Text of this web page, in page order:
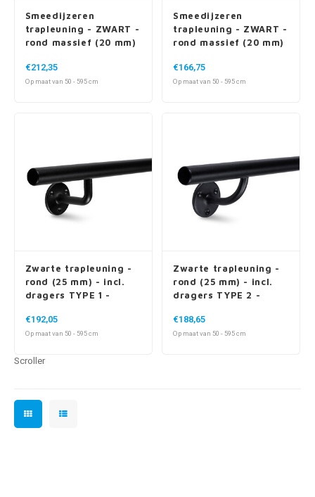
Smeedijzeren
trapleuning - ZWART -
rond massief (20 mm)
dragers - met rozet
€212,35
Op maat van 50 - 595 cm
Smeedijzeren
trapleuning - ZWART -
rond massief (20 mm)
dragers
€166,75
Op maat van 50 - 595 cm
Zwarte trapleuning -
rond (25 mm) - incl.
dragers TYPE 1 -
€192,05
Op maat van 50 - 595 cm
Zwarte trapleuning -
rond (25 mm) - incl.
dragers TYPE 2 -
€188,65
Op maat van 50 - 595 cm
Scroller